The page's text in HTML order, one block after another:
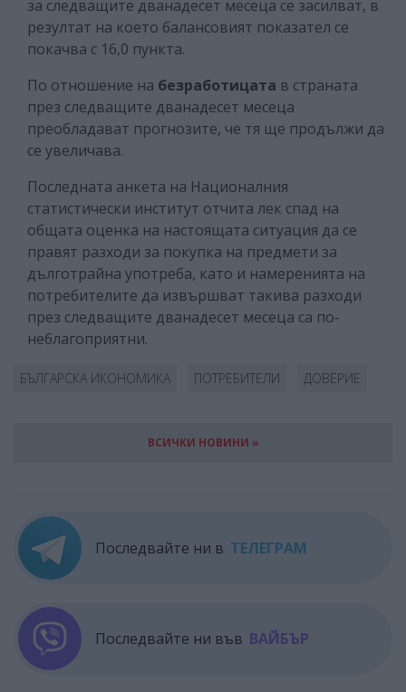
за следващите дванадесет месеца се засилват, в
резултат на което балансовият показател се
покачва с 16,0 пункта.
По отношение на безработицата в страната
през следващите дванадесет месеца
преобладават прогнозите, че тя ще продължи да
се увеличава.
Последната анкета на Националния
статистически институт отчита лек спад на
общата оценка на настоящата ситуация да се
правят разходи за покупка на предмети за
дълготрайна употреба, като и намеренията на
потребителите да извършват такива разходи
през следващите дванадесет месеца са по-
неблагоприятни.
БЪЛГАРСКА ИКОНОМИКА ПОТРЕБИТЕЛИ ДОВЕРИЕ
ВСИЧКИ НОВИНИ »
Последвайте ни в ТЕЛЕГРАМ
Последвайте ни във ВАЙБЪР